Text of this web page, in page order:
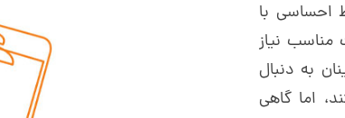
احساسی با
مناسب نیاز
به دنبال
اما گاهی